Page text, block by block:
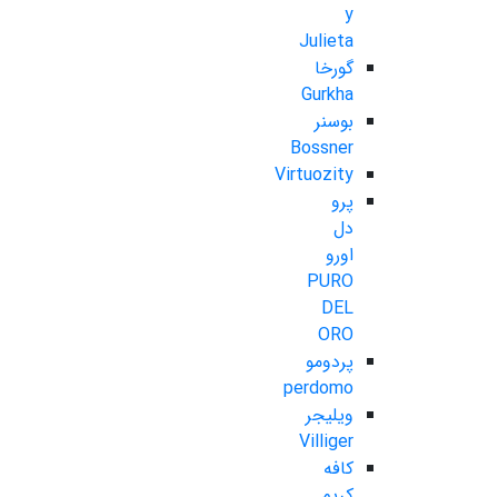
y
Julieta
گورخا
Gurkha
بوسنر
Bossner
Virtuozity
پرو
دل
اورو
PURO
DEL
ORO
پردومو
perdomo
ویلیجر
Villiger
کافه